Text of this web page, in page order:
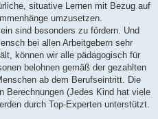
situative Lernen mit Bezug auf
umzusetzen.
sind besonders zu fördern. Und
bei allen Arbeitgebern sehr
können wir alle pädagogisch für
belohnen gemäß der gezahlten
ab dem Berufseintritt. Die
Berechnungen (Jedes Kind hat viele
durch Top-Experten unterstützt.